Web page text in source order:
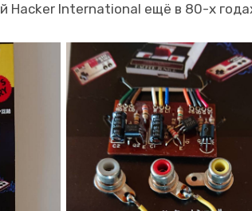
Hacker International ещё в 80-х